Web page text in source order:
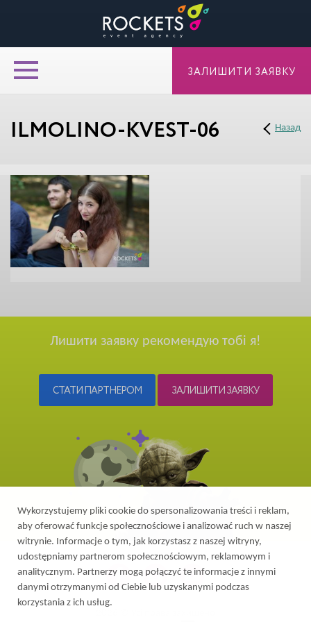
ILMOLINO-KVEST-06 Назад
Лишити заявку рекомендую тобі я!
СТАТИ ПАРТНЕРОМ ЗАЛИШИТИ ЗАЯВКУ
ЗАЛИШИТИ ЗАЯВКУ
Wykorzystujemy pliki cookie do spersonalizowania treści i reklam,
aby oferować funkcje społecznościowe i analizować ruch w naszej
witrynie. Informacje o tym, jak korzystasz z naszej witryny,
udostępniamy partnerom społecznościowym, reklamowym i
analitycznym. Partnerzy mogą połączyć te informacje z innymi
danymi otrzymanymi od Ciebie lub uzyskanymi podczas
korzystania z ich usług.